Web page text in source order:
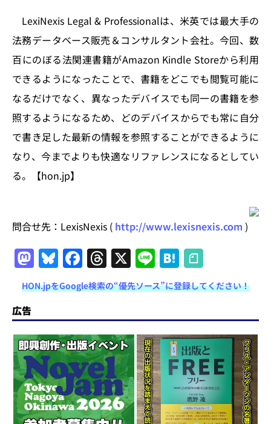
LexiNexis Legal & Professionalは、米英では最大手の
法務データベース販売＆コンサルタント会社。今回、数
百にのぼる法関連書籍がAmazon Kindle Storeから利用
できるようになったことで、書籍をどこでも閲覧可能に
なるだけでなく、異なったデバイスでも同一の書籍を参
照するようになるため、どのデバイスからでも常に自分
で書き足した最新の情報を参照することができるように
なり、今までよりも快適なリファレンスになるとしてい
る。【hon.jp】
問合せ先：LexisNexis ( http://www.lexisnexis.com )
M
a
st
o
d
o
n
Bl
u
e
s
k
y
F
a
c
e
b
o
o
k
T
h
re
a
d
s
X Li
n
e
H
at
e
n
a
HON.jpをGoogle検索の“優先ソース”に登録してください！
広告